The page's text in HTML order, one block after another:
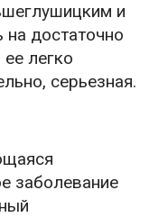
и
достаточно
легко
серьезная.
заболевание